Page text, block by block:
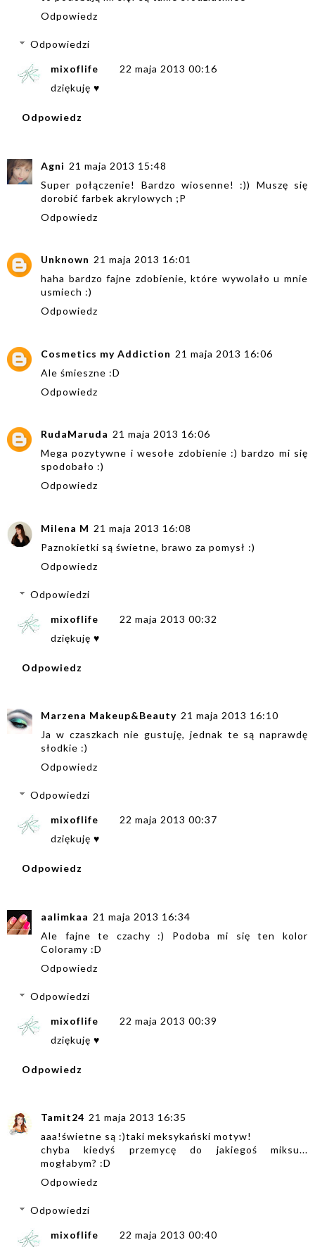
Odpowiedz
Odpowiedzi
mixoflife
22 maja 2013 00:16
dziękuję ♥
Odpowiedz
Agni 21 maja 2013 15:48
Super połączenie! Bardzo wiosenne! :)) Muszę się
dorobić farbek akrylowych ;P
Odpowiedz
Unknown 21 maja 2013 16:01
haha bardzo fajne zdobienie, które wywolało u mnie
usmiech :)
Odpowiedz
Cosmetics my Addiction 21 maja 2013 16:06
Ale śmieszne :D
Odpowiedz
RudaMaruda 21 maja 2013 16:06
Mega pozytywne i wesołe zdobienie :) bardzo mi się
spodobało :)
Odpowiedz
Milena M 21 maja 2013 16:08
Paznokietki są świetne, brawo za pomysł :)
Odpowiedz
Odpowiedzi
mixoflife
22 maja 2013 00:32
dziękuję ♥
Odpowiedz
Marzena Makeup&Beauty 21 maja 2013 16:10
Ja w czaszkach nie gustuję, jednak te są naprawdę
słodkie :)
Odpowiedz
Odpowiedzi
mixoflife
22 maja 2013 00:37
dziękuję ♥
Odpowiedz
aalimkaa 21 maja 2013 16:34
Ale fajne te czachy :) Podoba mi się ten kolor
Coloramy :D
Odpowiedz
Odpowiedzi
mixoflife
22 maja 2013 00:39
dziękuję ♥
Odpowiedz
Tamit24 21 maja 2013 16:35
aaa!świetne są :)taki meksykański motyw!
chyba kiedyś przemycę do jakiegoś miksu...
mogłabym? :D
Odpowiedz
Odpowiedzi
mixoflife
22 maja 2013 00:40